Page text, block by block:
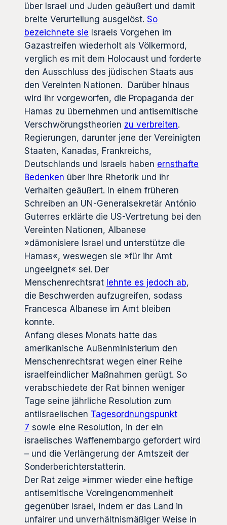
über Israel und Juden geäußert und damit
breite Verurteilung ausgelöst. So
bezeichnete sie Israels Vorgehen im
Gazastreifen wiederholt als Völkermord,
verglich es mit dem Holocaust und forderte
den Ausschluss des jüdischen Staats aus
den Vereinten Nationen. Darüber hinaus
wird ihr vorgeworfen, die Propaganda der
Hamas zu übernehmen und antisemitische
Verschwörungstheorien zu verbreiten.
Regierungen, darunter jene der Vereinigten
Staaten, Kanadas, Frankreichs,
Deutschlands und Israels haben ernsthafte
Bedenken über ihre Rhetorik und ihr
Verhalten geäußert. In einem früheren
Schreiben an UN-Generalsekretär António
Guterres erklärte die US-Vertretung bei den
Vereinten Nationen, Albanese
»dämonisiere Israel und unterstütze die
Hamas«, weswegen sie »für ihr Amt
ungeeignet« sei. Der
Menschenrechtsrat lehnte es jedoch ab,
die Beschwerden aufzugreifen, sodass
Francesca Albanese im Amt bleiben
konnte.
Anfang dieses Monats hatte das
amerikanische Außenministerium den
Menschenrechtsrat wegen einer Reihe
israelfeindlicher Maßnahmen gerügt. So
verabschiedete der Rat binnen weniger
Tage seine jährliche Resolution zum
antiisraelischen Tagesordnungspunkt
7 sowie eine Resolution, in der ein
israelisches Waffenembargo gefordert wird
– und die Verlängerung der Amtszeit der
Sonderberichterstatterin.
Der Rat zeige »immer wieder eine heftige
antisemitische Voreingenommenheit
gegenüber Israel, indem er das Land in
unfairer und unverhältnismäßiger Weise in